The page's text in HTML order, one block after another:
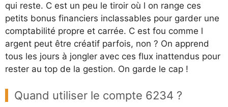
qui reste. C est un peu le tiroir où l on range ces
petits bonus financiers inclassables pour garder une
comptabilité propre et carrée. C est fou comme l
argent peut être créatif parfois, non ? On apprend
tous les jours à jongler avec ces flux inattendus pour
rester au top de la gestion. On garde le cap !
Quand utiliser le compte 6234 ?